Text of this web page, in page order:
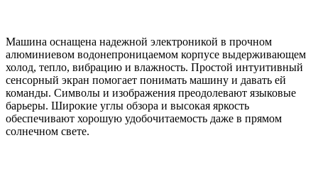
Машина оснащена надежной электроникой в прочном
алюминиевом водонепроницаемом корпусе выдерживающем
холод, тепло, вибрацию и влажность. Простой интуитивный
сенсорный экран помогает понимать машину и давать ей
команды. Символы и изображения преодолевают языковые
барьеры. Широкие углы обзора и высокая яркость
обеспечивают хорошую удобочитаемость даже в прямом
солнечном свете.